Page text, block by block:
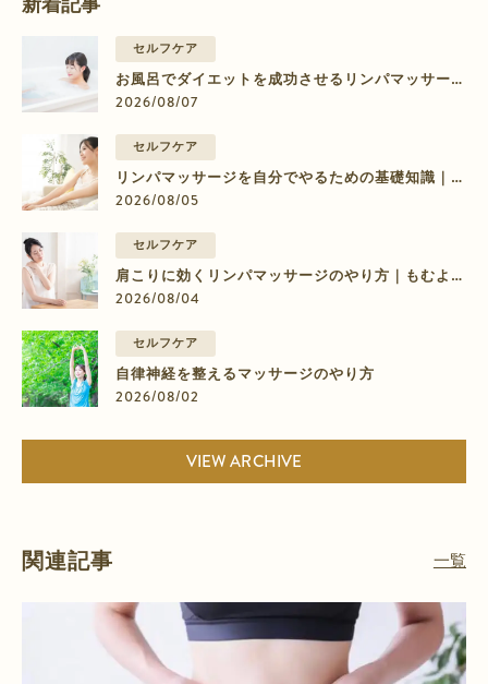
セルフケア
お風呂でダイエットを成功させるリンパマッサージ
のやり方【部位別】
2026/08/07
セルフケア
リンパマッサージを自分でやるための基礎知識｜脚
のむくみに効く9ステップ
2026/08/05
セルフケア
肩こりに効くリンパマッサージのやり方｜もむより
流すマッサージの4ステップ
2026/08/04
セルフケア
自律神経を整えるマッサージのやり方
2026/08/02
VIEW ARCHIVE
関連記事 一覧